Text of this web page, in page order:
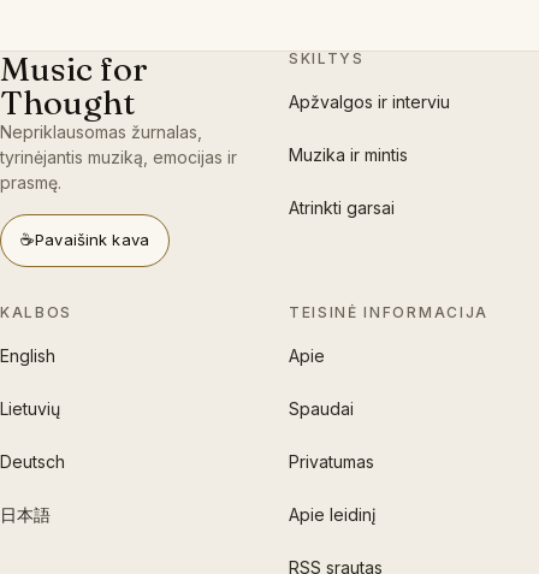
Music for
Thought
Nepriklausomas žurnalas,
tyrinėjantis muziką, emocijas ir
prasmę.
☕Pavaišink kava
SKILTYS
Apžvalgos ir interviu
Muzika ir mintis
Atrinkti garsai
KALBOS
English
Lietuvių
Deutsch
日本語
TEISINĖ INFORMACIJA
Apie
Spaudai
Privatumas
Apie leidinį
RSS srautas